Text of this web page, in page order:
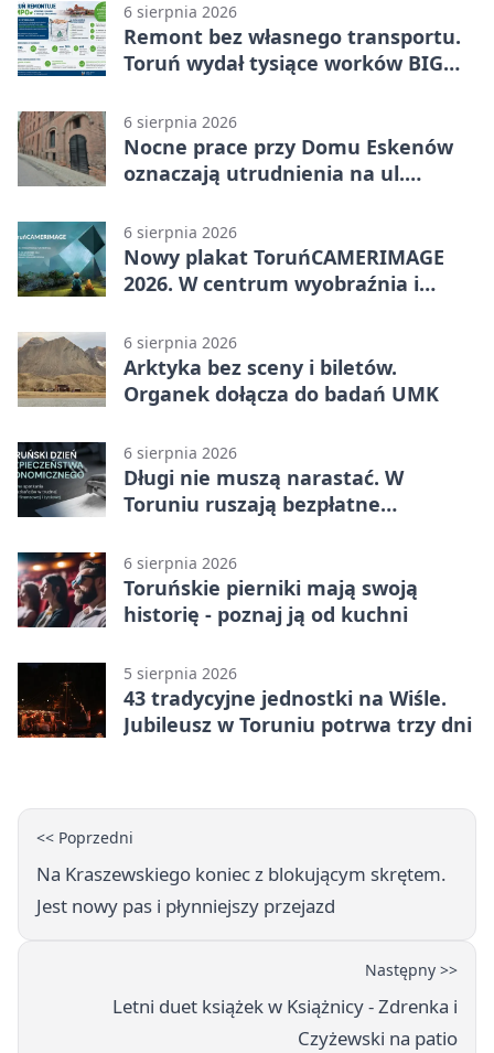
6 sierpnia 2026
Remont bez własnego transportu.
Toruń wydał tysiące worków BIG
6 sierpnia 2026
Nocne prace przy Domu Eskenów
oznaczają utrudnienia na ul.
6 sierpnia 2026
Nowy plakat ToruńCAMERIMAGE
2026. W centrum wyobraźnia i
6 sierpnia 2026
Arktyka bez sceny i biletów.
Organek dołącza do badań UMK
6 sierpnia 2026
Długi nie muszą narastać. W
Toruniu ruszają bezpłatne
6 sierpnia 2026
Toruńskie pierniki mają swoją
historię - poznaj ją od kuchni
5 sierpnia 2026
43 tradycyjne jednostki na Wiśle.
Jubileusz w Toruniu potrwa trzy dni
<< Poprzedni
Na Kraszewskiego koniec z blokującym skrętem.
Jest nowy pas i płynniejszy przejazd
Następny >>
Letni duet książek w Książnicy - Zdrenka i
Czyżewski na patio